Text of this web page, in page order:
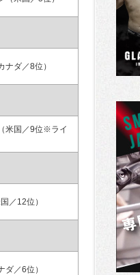
ナダ／8位）
米国／9位※ライ
／12位）
ダ／6位）